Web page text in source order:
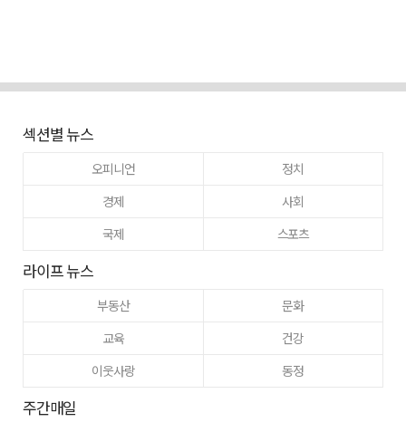
섹션별 뉴스
오피니언
정치
경제
사회
국제
스포츠
라이프 뉴스
부동산
문화
교육
건강
이웃사랑
동정
주간매일